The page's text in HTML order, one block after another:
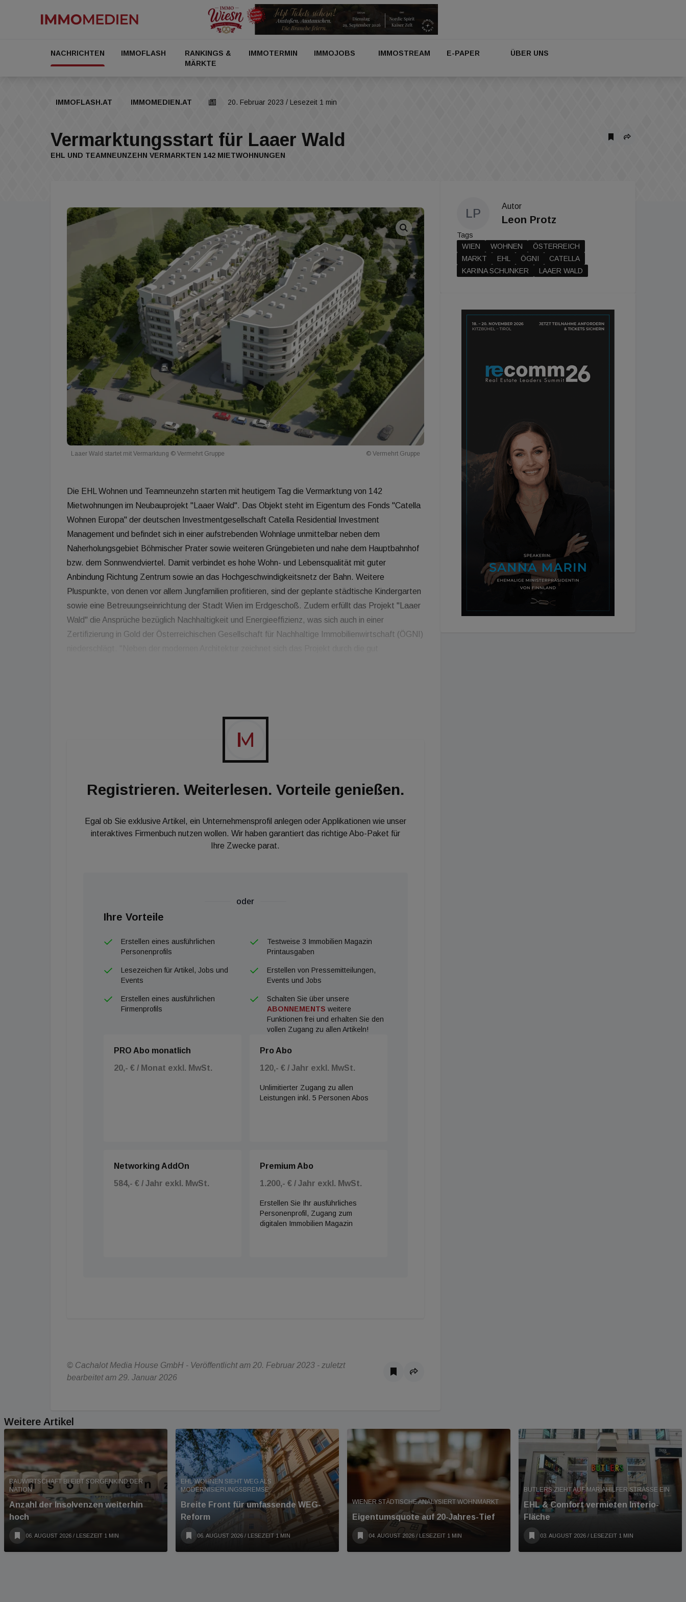
NACHRICHTEN IMMOFLASH
RANKINGS &
MÄRKTE
IMMOTERMIN IMMOJOBS IMMOSTREAM E-PAPER ÜBER UNS
IMMOFLASH.AT IMMOMEDIEN.AT 20. Februar 2023 / Lesezeit 1 min
Vermarktungsstart für Laaer Wald
EHL UND TEAMNEUNZEHN VERMARKTEN 142 MIETWOHNUNGEN
Laaer Wald startet mit Vermarktung © Vermehrt Gruppe © Vermehrt Gruppe
Die EHL Wohnen und Teamneunzehn starten mit heutigem Tag die Vermarktung von 142
Mietwohnungen im Neubauprojekt "Laaer Wald". Das Objekt steht im Eigentum des Fonds "Catella
Wohnen Europa" der deutschen Investmentgesellschaft Catella Residential Investment
Management und befindet sich in einer aufstrebenden Wohnlage unmittelbar neben dem
Naherholungsgebiet Böhmischer Prater sowie weiteren Grüngebieten und nahe dem Hauptbahnhof
bzw. dem Sonnwendviertel. Damit verbindet es hohe Wohn- und Lebensqualität mit guter
Anbindung Richtung Zentrum sowie an das Hochgeschwindigkeitsnetz der Bahn. Weitere
Pluspunkte, von denen vor allem Jungfamilien profitieren, sind der geplante städtische Kindergarten
sowie eine Betreuungseinrichtung der Stadt Wien im Erdgeschoß. Zudem erfüllt das Projekt "Laaer
Wald" die Ansprüche bezüglich Nachhaltigkeit und Energieeffizienz, was sich auch in einer
Zertifizierung in Gold der Österreichischen Gesellschaft für Nachhaltige Immobilienwirtschaft (ÖGNI)
zu einem außergewöhnlichen Projekt, wo ich mit besonders guter Nachfrage rechne.", erklärt EHL-
Wohnen Geschäftsführerin Karina Schunker. "Darüber hinaus sorgt die hohe Energieeffizienz für
möglichst niedrige Betriebskosten und damit auch für leistbare Wohnmöglichkeiten."
Registrieren. Weiterlesen. Vorteile genießen.
Egal ob Sie exklusive Artikel, ein Unternehmensprofil anlegen oder Applikationen wie unser
interaktives Firmenbuch nutzen wollen. Wir haben garantiert das richtige Abo-Paket für
Ihre Zwecke parat.
oder
Ihre Vorteile
Erstellen eines ausführlichen
Personenprofils
Testweise 3 Immobilien Magazin
Printausgaben
Lesezeichen für Artikel, Jobs und
Events
Erstellen von Pressemitteilungen,
Events und Jobs
Erstellen eines ausführlichen
Firmenprofils
Schalten Sie über unsere
ABONNEMENTS weitere
Funktionen frei und erhalten Sie den
vollen Zugang zu allen Artikeln!
PRO Abo monatlich
20,- € / Monat exkl. MwSt.
Pro Abo
120,- € / Jahr exkl. MwSt.
Unlimitierter Zugang zu allen
Leistungen inkl. 5 Personen Abos
Networking AddOn
584,- € / Jahr exkl. MwSt.
Premium Abo
1.200,- € / Jahr exkl. MwSt.
Erstellen Sie Ihr ausführliches
Personenprofil, Zugang zum
digitalen Immobilien Magazin
© Cachalot Media House GmbH - Veröffentlicht am 20. Februar 2023 - zuletzt
bearbeitet am 29. Januar 2026
LP
Autor
Leon Protz
Tags
WIEN
WOHNEN
ÖSTERREICH
MARKT
EHL ÖGNI
CATELLA
KARINA SCHUNKER
LAAER WALD
Weitere Artikel
BAUWIRTSCHAFT BLEIBT SORGENKIND DER
NATION
Anzahl der Insolvenzen weiterhin
hoch
06. AUGUST 2026 / LESEZEIT 1 MIN
EHL WOHNEN SIEHT WEG ALS
MODERNISIERUNGSBREMSE
Breite Front für umfassende WEG-
Reform
06. AUGUST 2026 / LESEZEIT 1 MIN
WIENER STÄDTISCHE ANALYSIERT WOHNMARKT
Eigentumsquote auf 20-Jahres-Tief
04. AUGUST 2026 / LESEZEIT 1 MIN
BUTLERS ZIEHT AUF MARIAHILFER STRASSE EIN
EHL & Comfort vermieten Interio-
Fläche
03. AUGUST 2026 / LESEZEIT 1 MIN